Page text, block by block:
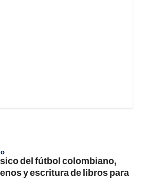
del fútbol colombiano,
y escritura de libros para